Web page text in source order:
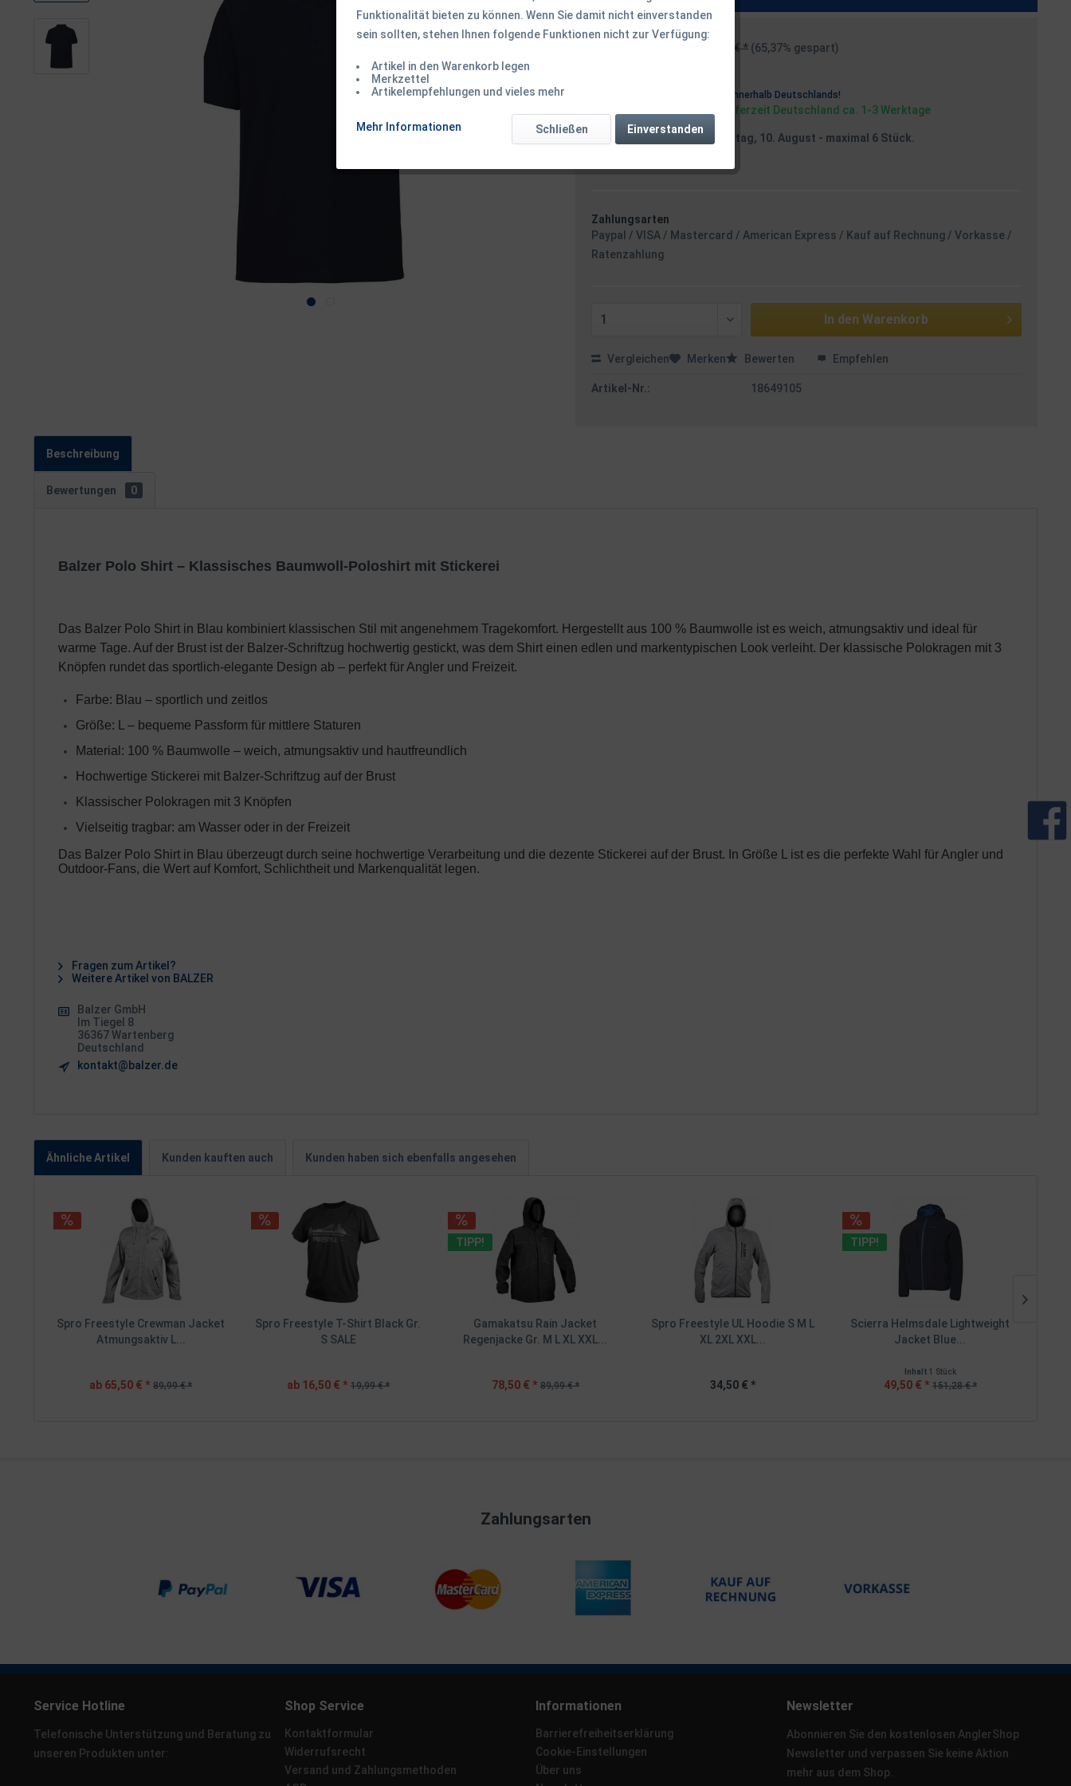
9,00 € * 25,99 € * (65,37% gespart)
innerhalb Deutschlands!
Sofort versandfertig, Lieferzeit Deutschland ca. 1-3 Werktage
Versand am Montag, 10. August - maximal 6 Stück.
Zahlungsarten
Paypal / VISA / Mastercard / American Express / Kauf auf Rechnung / Vorkasse /
Ratenzahlung
In den Warenkorb
Vergleichen Merken Bewerten Empfehlen
Artikel-Nr.: 18649105
Beschreibung
Bewertungen 0
Balzer Polo Shirt – Klassisches Baumwoll-Poloshirt mit Stickerei
Das Balzer Polo Shirt in Blau kombiniert klassischen Stil mit angenehmem Tragekomfort. Hergestellt aus 100 % Baumwolle ist es weich, atmungsaktiv und ideal für
warme Tage. Auf der Brust ist der Balzer-Schriftzug hochwertig gestickt, was dem Shirt einen edlen und markentypischen Look verleiht. Der klassische Polokragen mit 3
Knöpfen rundet das sportlich-elegante Design ab – perfekt für Angler und Freizeit.
Farbe: Blau – sportlich und zeitlos
Größe: L – bequeme Passform für mittlere Staturen
Material: 100 % Baumwolle – weich, atmungsaktiv und hautfreundlich
Hochwertige Stickerei mit Balzer-Schriftzug auf der Brust
Klassischer Polokragen mit 3 Knöpfen
Vielseitig tragbar: am Wasser oder in der Freizeit
Das Balzer Polo Shirt in Blau überzeugt durch seine hochwertige Verarbeitung und die dezente Stickerei auf der Brust. In Größe L ist es die perfekte Wahl für Angler und
Outdoor-Fans, die Wert auf Komfort, Schlichtheit und Markenqualität legen.
Fragen zum Artikel?
Weitere Artikel von BALZER
Balzer GmbH
Im Tiegel 8
36367 Wartenberg
Deutschland
kontakt@balzer.de
Ähnliche Artikel Kunden kauften auch Kunden haben sich ebenfalls angesehen
Spro Freestyle Crewman Jacket
Atmungsaktiv L...
ab 65,50 € * 89,99 € *
Spro Freestyle T-Shirt Black Gr.
S SALE
ab 16,50 € * 19,99 € *
TIPP!
Gamakatsu Rain Jacket
Regenjacke Gr. M L XL XXL...
78,50 € * 89,99 € *
Spro Freestyle UL Hoodie S M L
XL 2XL XXL...
34,50 € *
TIPP!
Scierra Helmsdale Lightweight
Jacket Blue...
Inhalt 1 Stück
49,50 € * 151,28 € *
Zahlungsarten
Service Hotline
Telefonische Unterstützung und Beratung zu
unseren Produkten unter:
Shop Service
Kontaktformular
Widerrufsrecht
Versand und Zahlungsmethoden
Informationen
Barrierefreiheitserklärung
Cookie-Einstellungen
Über uns
Newsletter
Abonnieren Sie den kostenlosen AnglerShop
Newsletter und verpassen Sie keine Aktion
mehr aus dem Shop.
Funktionalität bieten zu können. Wenn Sie damit nicht einverstanden
sein sollten, stehen Ihnen folgende Funktionen nicht zur Verfügung:
Artikel in den Warenkorb legen
Merkzettel
Artikelempfehlungen und vieles mehr
Mehr Informationen Einverstanden
Schließen